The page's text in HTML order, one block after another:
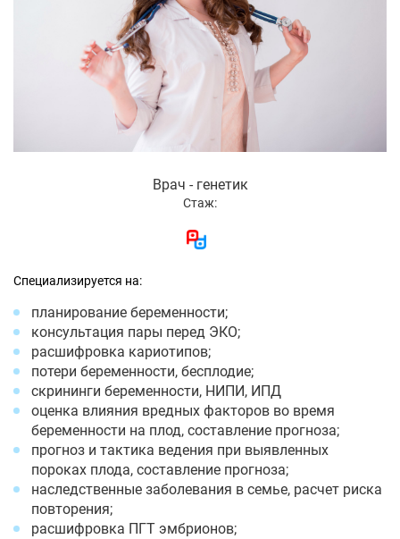
Врач - генетик
Стаж:
Специализируется на:
планирование беременности;
консультация пары перед ЭКО;
расшифровка кариотипов;
потери беременности, бесплодие;
скрининги беременности, НИПИ, ИПД
оценка влияния вредных факторов во время
беременности на плод, составление прогноза;
прогноз и тактика ведения при выявленных
пороках плода, составление прогноза;
наследственные заболевания в семье, расчет риска
повторения;
расшифровка ПГТ эмбрионов;